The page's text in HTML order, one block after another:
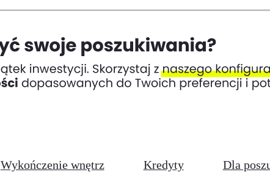
Wykończenie wnętrz Kredyty Dla